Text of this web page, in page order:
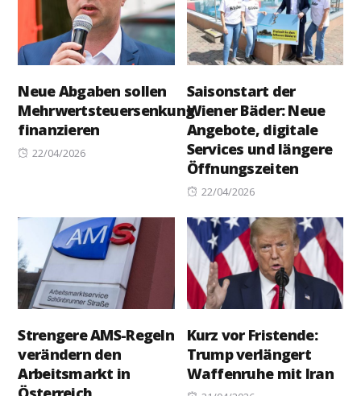
Neue Abgaben sollen
Mehrwertsteuersenkung
finanzieren
Posted
22/04/2026
Saisonstart der
Wiener Bäder: Neue
Angebote, digitale
Services und längere
Öffnungszeiten
Posted
22/04/2026
Strengere AMS-Regeln
verändern den
Arbeitsmarkt in
Kurz vor Fristende:
Trump verlängert
Waffenruhe mit Iran